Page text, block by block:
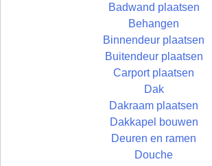
Badwand plaatsen
Behangen
Binnendeur plaatsen
Buitendeur plaatsen
Carport plaatsen
Dak
Dakraam plaatsen
Dakkapel bouwen
Deuren en ramen
Douche